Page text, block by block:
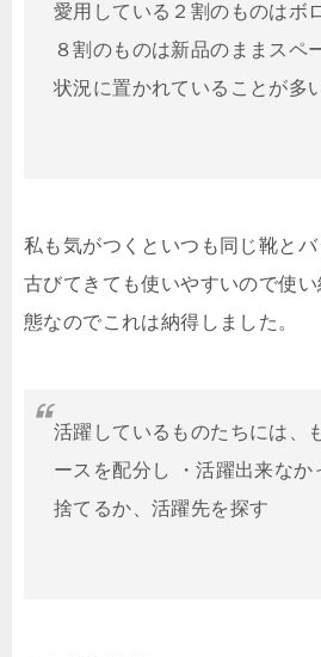
愛用している２割のものはボ
８割のものは新品のままス
状況に置かれていることが多
私も気がつくといつも同じ靴と
古びてきても使いやすいので使
態なのでこれは納得しました。
活躍しているものたちには、
ースを配分し ・活躍出来なか
捨てるか、活躍先を探す